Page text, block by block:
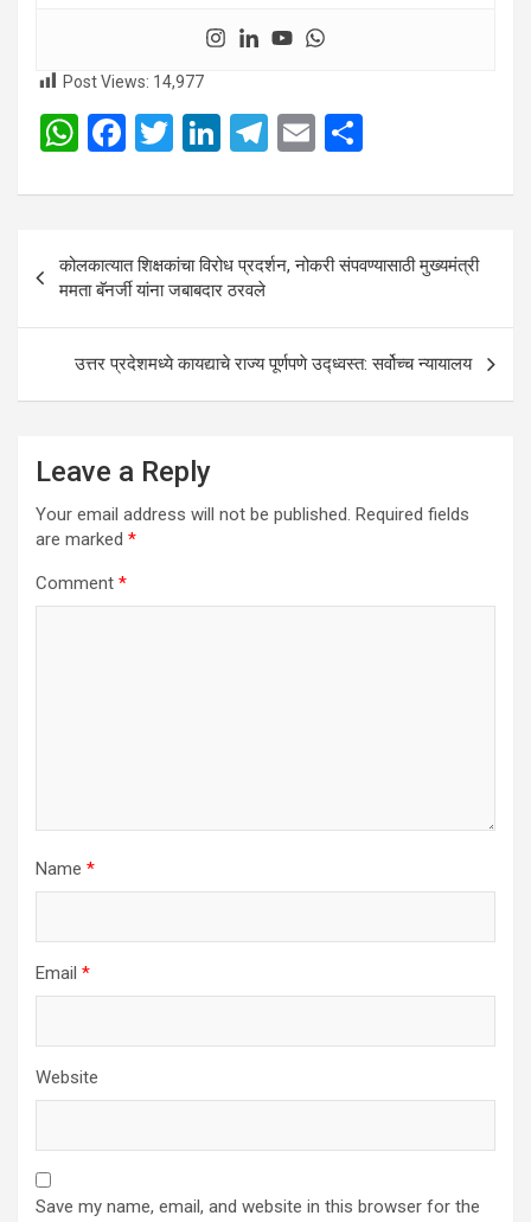
Post Views: 14,977
W
at
A
p
p
F
ce
b
o
o
k
T
tt
er
Li
ke
dI
n
T
e
gr
a
m
E
ail ar
Post
navigation
कोलकात्यात शिक्षकांचा विरोध प्रदर्शन, नोकरी संपवण्यासाठी मुख्यमंत्री
ममता बॅनर्जी यांना जबाबदार ठरवले
उत्तर प्रदेशमध्ये कायद्याचे राज्य पूर्णपणे उद्ध्वस्त: सर्वोच्च न्यायालय
Leave a Reply
Your email address will not be published. Required fields
are marked *
Comment *
Name *
Email *
Website
Save my name, email, and website in this browser for the